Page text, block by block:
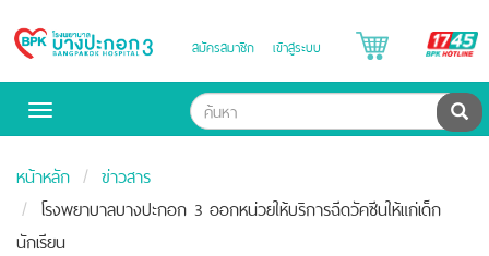
Bangpakok
สมัครสมาชิก เข้าสู่ระบบ
Toggle
ค้น
หน้าหลัก
ข่าวสาร
โรงพยาบาลบางปะกอก 3 ออกหน่วยให้บริการฉีดวัคซีนให้แก่เด็ก
นักเรียน